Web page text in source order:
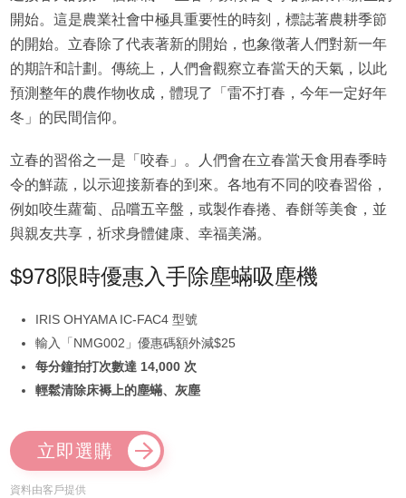
開始。這是農業社會中極具重要性的時刻，標誌著農耕季節
的開始。立春除了代表著新的開始，也象徵著人們對新一年
的期許和計劃。傳統上，人們會觀察立春當天的天氣，以此
預測整年的農作物收成，體現了「雷不打春，今年一定好年
冬」的民間信仰。
立春的習俗之一是「咬春」。人們會在立春當天食用春季時
令的鮮蔬，以示迎接新春的到來。各地有不同的咬春習俗，
例如咬生蘿蔔、品嚐五辛盤，或製作春捲、春餅等美食，並
與親友共享，祈求身體健康、幸福美滿。
$978限時優惠入手除塵蟎吸塵機
IRIS OHYAMA IC-FAC4 型號
輸入「NMG002」優惠碼額外減$25
每分鐘拍打次數達 14,000 次
輕鬆清除床褥上的塵蟎、灰塵
立即選購
資料由客戶提供